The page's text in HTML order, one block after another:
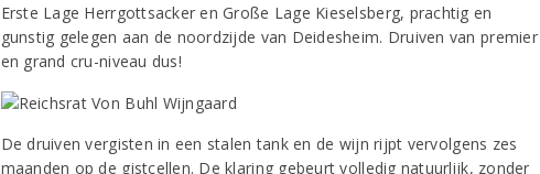
Erste Lage Herrgottsacker en Große Lage Kieselsberg, prachtig en
gunstig gelegen aan de noordzijde van Deidesheim. Druiven van premier
en grand cru-niveau dus!
De druiven vergisten in een stalen tank en de wijn rijpt vervolgens zes
maanden op de gistcellen. De klaring gebeurt volledig natuurlijk, zonder